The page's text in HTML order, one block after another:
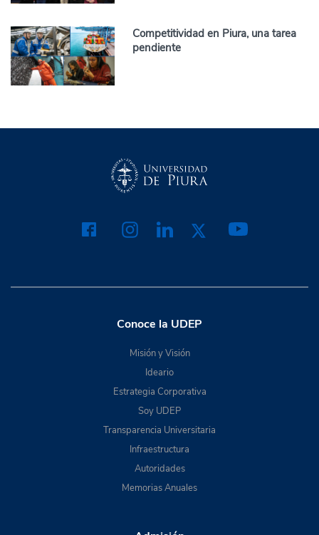
Competitividad en Piura, una tarea
pendiente
Conoce la UDEP
Misión y Visión
Ideario
Estrategia Corporativa
Soy UDEP
Transparencia Universitaria
Infraestructura
Autoridades
Memorias Anuales